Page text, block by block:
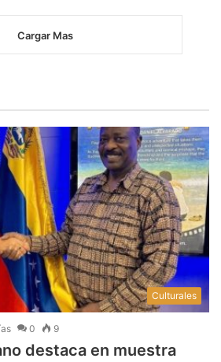
Cargar Mas
Culturales
0 9
destaca en muestra